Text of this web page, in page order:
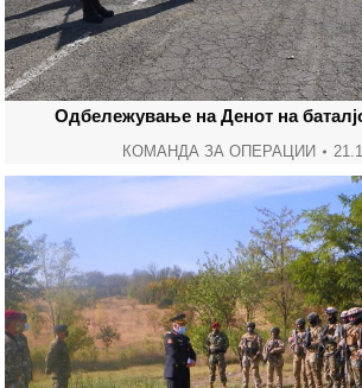
Одбележување на Денот на
КОМАНДА ЗА ОПЕРАЦИИ